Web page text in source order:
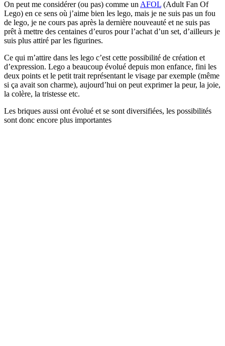
On peut me considérer (ou pas) comme un AFOL (Adult Fan Of
Lego) en ce sens où j’aime bien les lego, mais je ne suis pas un fou
de lego, je ne cours pas après la dernière nouveauté et ne suis pas
prêt à mettre des centaines d’euros pour l’achat d’un set, d’ailleurs je
suis plus attiré par les figurines.
Ce qui m’attire dans les lego c’est cette possibilité de création et
d’expression. Lego a beaucoup évolué depuis mon enfance, fini les
deux points et le petit trait représentant le visage par exemple (même
si ça avait son charme), aujourd’hui on peut exprimer la peur, la joie,
la colère, la tristesse etc.
Les briques aussi ont évolué et se sont diversifiées, les possibilités
sont donc encore plus importantes